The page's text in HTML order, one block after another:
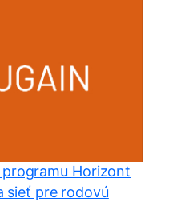
programu Horizont
sieť pre rodovú